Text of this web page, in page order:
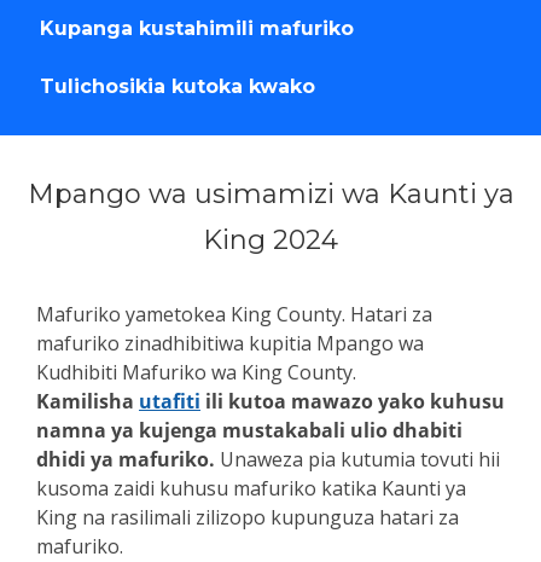
Kupanga kustahimili mafuriko
Tulichosikia kutoka kwako
Mpango wa usimamizi wa Kaunti ya
King 2024
Mafuriko yametokea King County. Hatari za
mafuriko zinadhibitiwa kupitia Mpango wa
Kudhibiti Mafuriko wa King County.
Kamilisha utafiti ili kutoa mawazo yako kuhusu
namna ya kujenga mustakabali ulio dhabiti
dhidi ya mafuriko. Unaweza pia kutumia tovuti hii
kusoma zaidi kuhusu mafuriko katika Kaunti ya
King na rasilimali zilizopo kupunguza hatari za
mafuriko.